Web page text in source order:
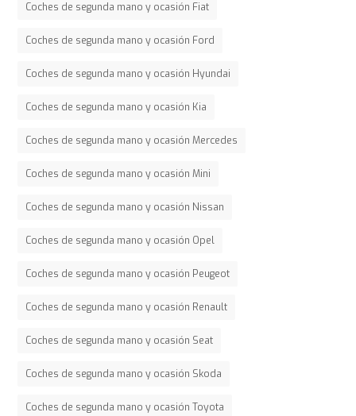
Coches de segunda mano y ocasión Fiat
Coches de segunda mano y ocasión Ford
Coches de segunda mano y ocasión Hyundai
Coches de segunda mano y ocasión Kia
Coches de segunda mano y ocasión Mercedes
Coches de segunda mano y ocasión Mini
Coches de segunda mano y ocasión Nissan
Coches de segunda mano y ocasión Opel
Coches de segunda mano y ocasión Peugeot
Coches de segunda mano y ocasión Renault
Coches de segunda mano y ocasión Seat
Coches de segunda mano y ocasión Skoda
Coches de segunda mano y ocasión Toyota